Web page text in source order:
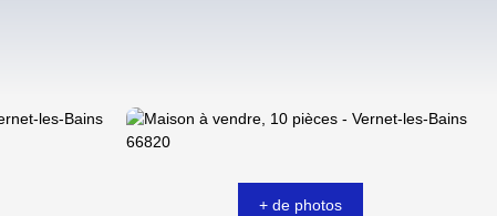
+ de photos